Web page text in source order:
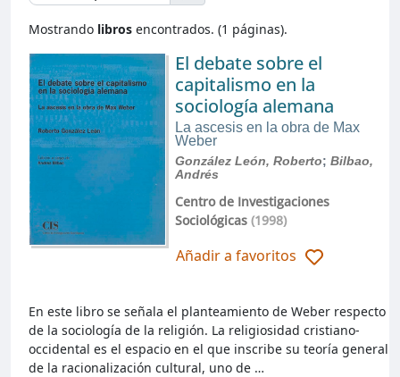
Mostrando libros encontrados. (1 páginas).
El debate sobre el
capitalismo en la
sociología alemana
La ascesis en la obra de Max
Weber
González León, Roberto; Bilbao,
Andrés
Centro de Investigaciones
Sociológicas(1998)
Añadir a favoritos
En este libro se señala el planteamiento de Weber respecto
de la sociología de la religión. La religiosidad cristiano-
occidental es el espacio en el que inscribe su teoría general
de la racionalización cultural, uno de …